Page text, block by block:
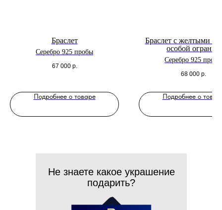
Браслет
Серебро 925 пробы
67 000 р.
Подробнее о товаре
Браслет с желтыми
особой огранки
Серебро 925 пробы
68 000 р.
Подробнее о
Не знаете какое украшение
подарить?